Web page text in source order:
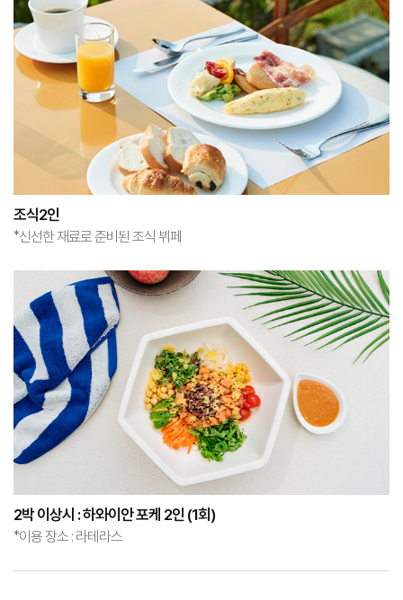
조식2인
*신선한 재료로 준비된 조식 뷔페
2박 이상시 : 하와이안 포케 2인 (1회)
*이용 장소 : 라테라스